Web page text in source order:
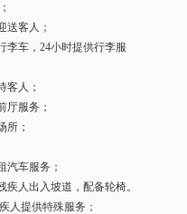
送客人；
李车， 24小时提供行李服
客人；
厅服务；
所；
汽车服务；
疾人出入坡道，配备轮椅。
人提供特殊服务；